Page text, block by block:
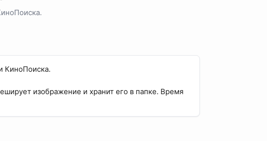
КиноПоиска.
изображение и хранит его в папке. Время